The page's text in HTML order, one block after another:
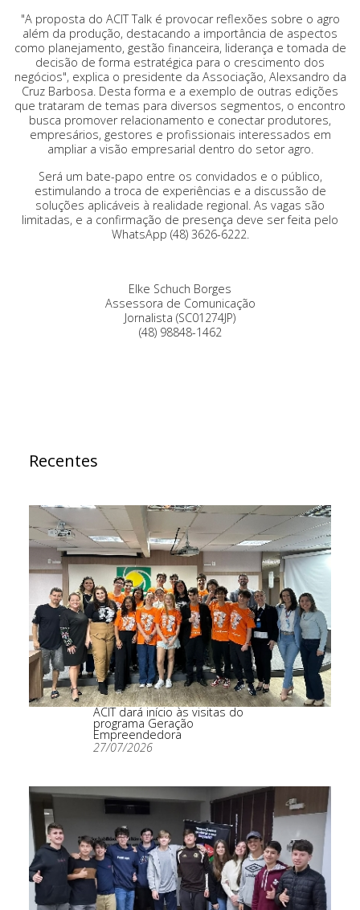
"A proposta do ACIT Talk é provocar reflexões sobre o agro
além da produção, destacando a importância de aspectos
como planejamento, gestão financeira, liderança e tomada de
decisão de forma estratégica para o crescimento dos
negócios", explica o presidente da Associação, Alexsandro da
Cruz Barbosa. Desta forma e a exemplo de outras edições
que trataram de temas para diversos segmentos, o encontro
busca promover relacionamento e conectar produtores,
empresários, gestores e profissionais interessados em
ampliar a visão empresarial dentro do setor agro.
Será um bate-papo entre os convidados e o público,
estimulando a troca de experiências e a discussão de
soluções aplicáveis à realidade regional. As vagas são
limitadas, e a confirmação de presença deve ser feita pelo
WhatsApp (48) 3626-6222.
Elke Schuch Borges
Assessora de Comunicação
Jornalista (SC01274JP)
(48) 98848-1462
Recentes
ACIT dará início às visitas do
programa Geração
Empreendedora
27/07/2026